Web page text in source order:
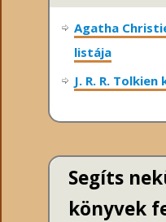
Agatha
listája
J. R. R.
Segíts
könyvek